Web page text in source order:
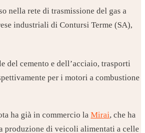
nella rete di trasmissione del gas a
industriali di Contursi Terme (SA),
del cemento e dell’acciaio, trasporti
per i motori a combustione
ha già in commercio la Mirai, che ha
produzione di veicoli alimentati a celle